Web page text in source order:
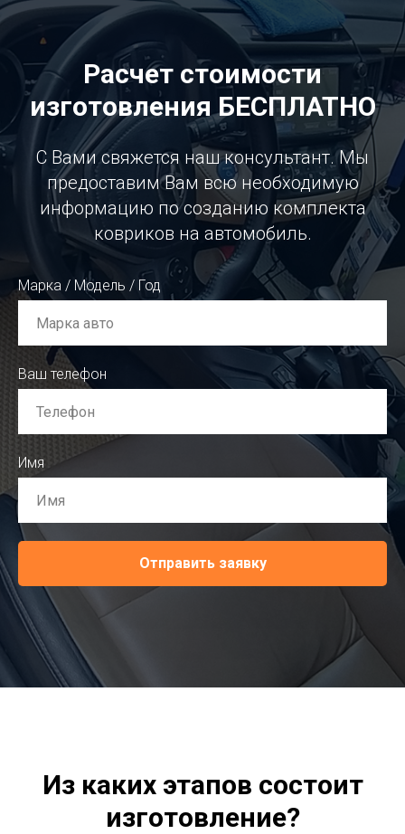
Расчет стоимости
изготовления БЕСПЛАТНО
С Вами свяжется наш консультант. Мы
предоставим Вам всю необходимую
информацию по созданию комплекта
ковриков на автомобиль.
Марка / Модель / Год
Ваш телефон
Имя
Отправить заявку
Из каких этапов состоит
изготовление?